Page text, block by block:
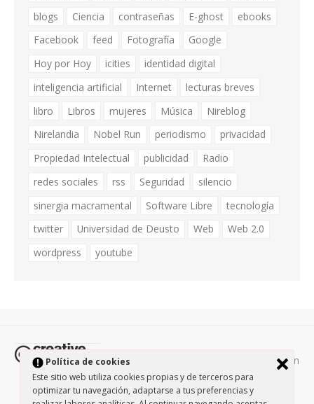
Política de cookies
Este sitio web utiliza cookies propias y de terceros para
optimizar tu navegación, adaptarse a tus preferencias y
blogs
Ciencia contraseñas E-ghost
ebooks
Facebook
feed Fotografía
Google
Hoy por Hoy
icities
identidad digital
inteligencia artificial
Internet
lecturas breves
libro
Libros mujeres Música
Nireblog
Nirelandia
Nobel Run periodismo
privacidad
Propiedad Intelectual
publicidad
Radio
redes sociales
rss Seguridad
silencio
sinergia macramental
Software Libre
tecnología
twitter
Universidad de Deusto Web
Web 2.0
wordpress
youtube
Todos los contenidos de esta página están
protegidos por la licencia Creative Commons Attribution-
NonCommercial-ShareAlike 3.0. / Política de privacidad